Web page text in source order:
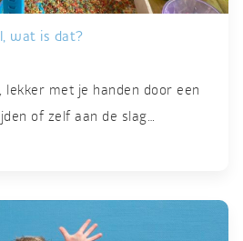
wat is dat?
lekker met je handen door een
of zelf aan de slag…